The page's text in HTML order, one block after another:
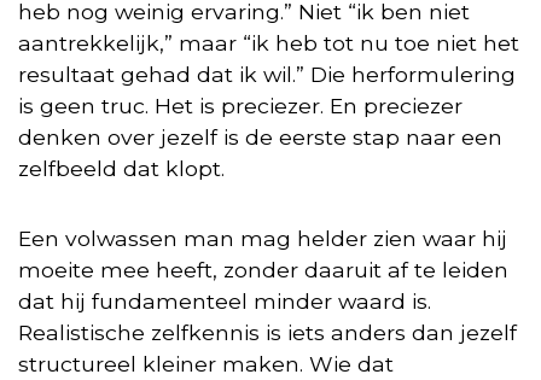
heb nog weinig ervaring.” Niet “ik ben niet
aantrekkelijk,” maar “ik heb tot nu toe niet het
resultaat gehad dat ik wil.” Die herformulering
is geen truc. Het is preciezer. En preciezer
denken over jezelf is de eerste stap naar een
zelfbeeld dat klopt.
Een volwassen man mag helder zien waar hij
moeite mee heeft, zonder daaruit af te leiden
dat hij fundamenteel minder waard is.
Realistische zelfkennis is iets anders dan jezelf
structureel kleiner maken. Wie dat